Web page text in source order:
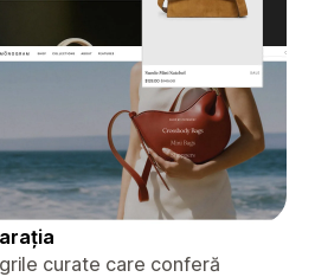
curate care conferă